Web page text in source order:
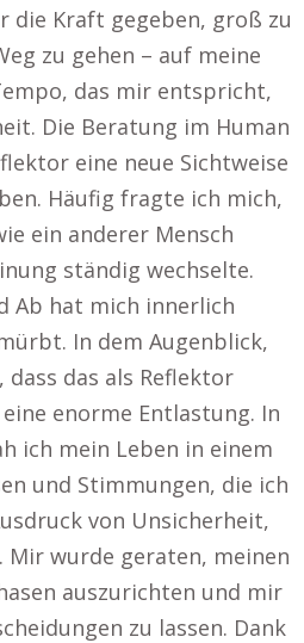
die Kraft gegeben, groß zu
zu gehen – auf meine
das mir entspricht,
Die Beratung im Human
eine neue Sichtweise
Häufig fragte ich mich,
ein anderer Mensch
ständig wechselte.
Ab hat mich innerlich
In dem Augenblick,
das als Reflektor
enorme Entlastung. In
ich mein Leben in einem
und Stimmungen, die ich
von Unsicherheit,
Mir wurde geraten, meinen
auszurichten und mir
zu lassen. Dank